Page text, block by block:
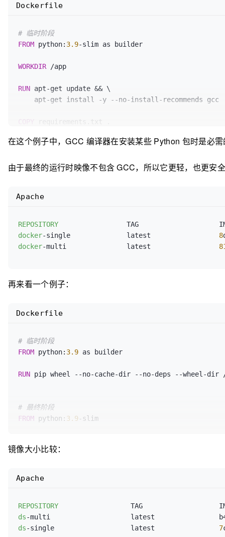
# 临时阶段
FROM python: 3.9-slim as builder
WORKDIR /app
RUN apt-get update && \
apt-get install -y --no-install-recommends gcc
# 最终阶段
WORKDIR
COPY --from=builder /app/wheels /wheels
COPY --from=builder /app/requirements.txt .
Dockerfile
在这个例子中，GCC 编译器在安装某些 Python 包时是必
由于最终的运行时映像不包含 GCC，所以它更轻，也更安
REPOSITORY
docker-single              latest 8
docker-multi               latest
Apache
再来看一个例子：
# 临时阶段
FROM python: 3.9 as builder
RUN pip wheel --no-cache-dir --no-deps --wheel-dir
# 最终阶段
FROM python: 3.9 -slim
RUN
pip install --no-cache /wheels/*
Dockerfile
镜像大小比较：
REPOSITORY
ds-multi                    latest
ds-single                   latest 7
Apache